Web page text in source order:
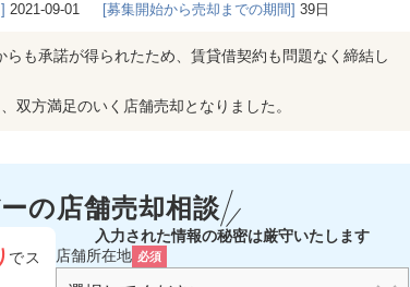
2021-09-01 [募集開始から売却までの期間] 39日
も承諾が得られたため、賃貸借契約も問題なく締結し
双方満足のいく店舗売却となりました。
の店舗売却相談
でス
入力された情報の秘密は厳守いたします
店舗所在地 必須